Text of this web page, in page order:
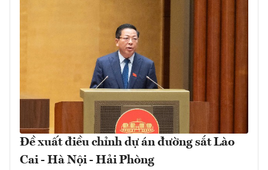
Đề xuất điều chỉnh dự án đường sắt Lào
Cai - Hà Nội - Hải Phòng